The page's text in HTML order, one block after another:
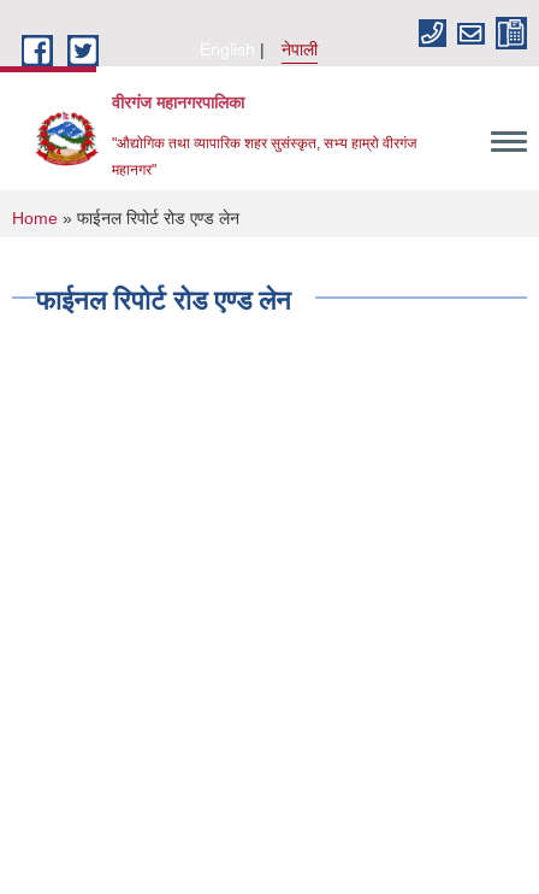
English
नेपाली
वीरगंज महानगरपालिका
"औद्योगिक तथा व्यापारिक शहर सुसंस्कृत, सभ्य हाम्रो वीरगंज
महानगर"
You are here
Home » फाईनल रिपोर्ट रोड एण्ड लेन
फाईनल रिपोर्ट रोड एण्ड लेन